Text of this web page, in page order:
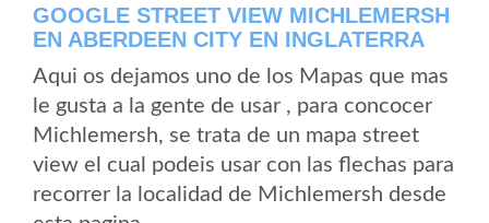
GOOGLE STREET VIEW MICHLEMERSH
EN ABERDEEN CITY EN INGLATERRA
Aqui os dejamos uno de los Mapas que mas
le gusta a la gente de usar , para concocer
Michlemersh, se trata de un mapa street
view el cual podeis usar con las flechas para
recorrer la localidad de Michlemersh desde